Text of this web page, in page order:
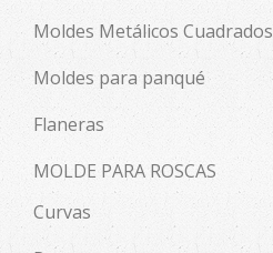
Moldes Metálicos Cuadrados
Moldes para panqué
Flaneras
MOLDE PARA ROSCAS
Curvas